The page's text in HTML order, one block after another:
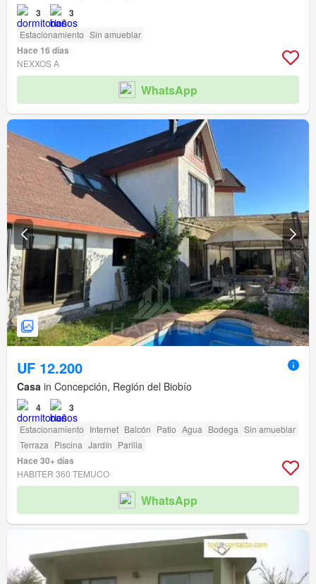
3 3
Estacionamiento Sin amueblar
Hace 16 días
NEXXOS A
WhatsApp
UF 12.200
Casa in Concepción, Región del Biobío
4 3
Estacionamiento Internet Balcón Patio Agua Bodega Sin amueblar
Terraza Piscina Jardín Parilla
Hace 30+ días
HABITER 360 TEMUCO
WhatsApp